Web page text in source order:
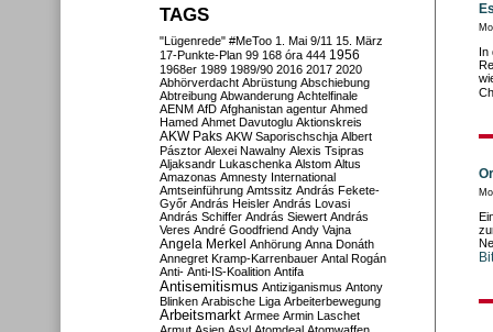
In
TAGS
"Lügenrede" #MeToo 1. Mai 9/11 15. März
17-Punkte-Plan 99 168 óra 444 1956
1968er 1989 1989/90 2016 2017 2020
Abhörverdacht Abrüstung Abschiebung
Abtreibung Abwanderung Achtelfinale
AENM AfD Afghanistan agentur Ahmed
Hamed Ahmet Davutoglu Aktionskreis
AKW Paks AKW Saporischschja Albert
Pásztor Alexei Nawalny Alexis Tsipras
Aljaksandr Lukaschenka Alstom Altus
Amazonas Amnesty International
Amtseinführung Amtssitz András Fekete-
Győr András Heisler András Lovasi
András Schiffer András Siewert András
Veres André Goodfriend Andy Vajna
Angela Merkel Anhörung Anna Donáth
Annegret Kramp-Karrenbauer Antal Rogán
Anti- Anti-IS-Koalition Antifa
Antisemitismus Antiziganismus Antony
Blinken Arabische Liga Arbeiterbewegung
Arbeitsmarkt Armee Armin Laschet